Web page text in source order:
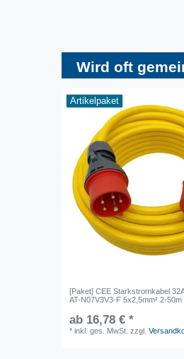
Wird oft
Artikelpaket
[Paket] CEE Starkstromkabel
AT-N07V3V3-F 5x2,5mm² 2-50m
ab 16,78 € *
*inkl. ges. MwSt. zzgl.